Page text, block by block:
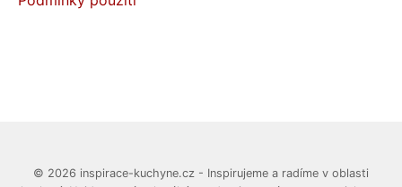
© 2026 inspirace-kuchyne.cz - Inspirujeme a radíme v oblasti